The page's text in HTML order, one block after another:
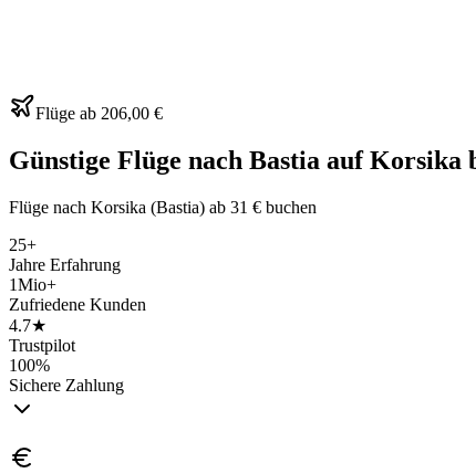
Flüge ab 206,00 €
Günstige Flüge nach Bastia auf Korsika
Flüge nach Korsika (Bastia) ab 31 € buchen
25+
Jahre Erfahrung
1Mio+
Zufriedene Kunden
4.7★
Trustpilot
100%
Sichere Zahlung